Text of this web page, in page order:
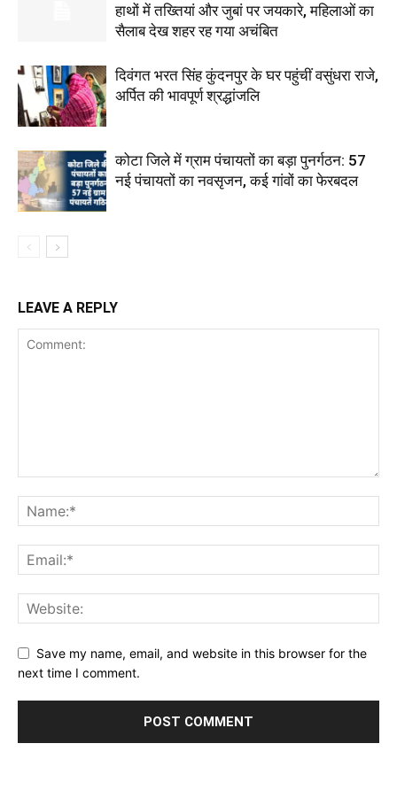
हाथों में तख्तियां और जुबां पर जयकारे, महिलाओं का
सैलाब देख शहर रह गया अचंबित
दिवंगत भरत सिंह कुंदनपुर के घर पहुंचीं वसुंधरा राजे,
अर्पित की भावपूर्ण श्रद्धांजलि
कोटा जिले में ग्राम पंचायतों का बड़ा पुनर्गठन: 57
नई पंचायतों का नवसृजन, कई गांवों का फेरबदल
LEAVE A REPLY
Save my name, email, and website in this browser for the
next time I comment.